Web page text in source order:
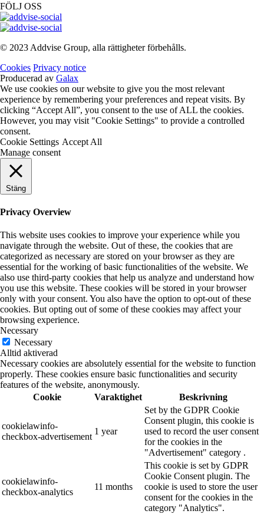
FÖLJ OSS
© 2023 Addvise Group, alla rättigheter förbehålls.
Cookies Privacy notice
Producerad av Galax
We use cookies on our website to give you the most relevant
experience by remembering your preferences and repeat visits. By
clicking “Accept All”, you consent to the use of ALL the cookies.
However, you may visit "Cookie Settings" to provide a controlled
consent.
Cookie Settings Accept All
Manage consent
Stäng
Privacy Overview
This website uses cookies to improve your experience while you
navigate through the website. Out of these, the cookies that are
categorized as necessary are stored on your browser as they are
essential for the working of basic functionalities of the website. We
also use third-party cookies that help us analyze and understand how
you use this website. These cookies will be stored in your browser
only with your consent. You also have the option to opt-out of these
cookies. But opting out of some of these cookies may affect your
browsing experience.
Necessary
Necessary
Alltid aktiverad
Necessary cookies are absolutely essential for the website to function
properly. These cookies ensure basic functionalities and security
features of the website, anonymously.
Cookie
Varaktighet Beskrivning
cookielawinfo-
checkbox-advertisement
1 year
Set by the GDPR Cookie
Consent plugin, this cookie is
used to record the user consent
for the cookies in the
"Advertisement" category .
cookielawinfo-
checkbox-analytics
11 months
This cookie is set by GDPR
Cookie Consent plugin. The
cookie is used to store the user
consent for the cookies in the
category "Analytics".